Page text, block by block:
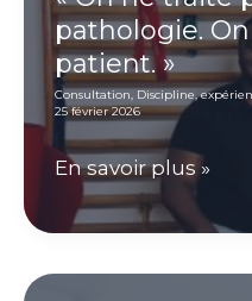
cabinet.
Par
choix. »
pathologie.
patient. »
Consultation, Discipline,
25 février 2026
« On
ne
traite
pas
En savoir plus »